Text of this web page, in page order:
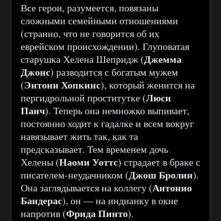
Все герои, разумеется, повязаны
сложными семейными отношениями
(странно, что не говорится об их
еврейском происхождении). Глуповатая
старушка Хелена Шепридж (Джемма
Джонс) разводится с богатым мужем
(Энтони Хопкинс), который женится на
пергидрольной проститутке (Люси
Панч). Теперь она немножко выпивает,
постоянно ходит к гадалке и всем вокруг
навязывает жить так, как та
предсказывает. Тем временем дочь
Хелены (Наоми Уоттс) страдает в браке с
писателем-неудачником (Джош Бролин).
Она заглядывается на коллегу (Антонио
Бандерас), он — на индианку в окне
напротив (Фрида Пинто).